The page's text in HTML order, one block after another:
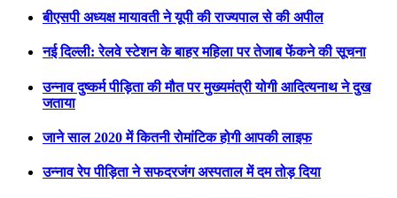
बीएसपी अध्यक्ष मायावती ने यूपी की राज्यपाल से की अपील
नई दिल्ली: रेलवे स्टेशन के बाहर महिला पर तेजाब फेंकने की सूचना
उन्नाव दुष्कर्म पीड़िता की मौत पर मुख्यमंत्री योगी आदित्यनाथ ने दुख
जताया
जाने साल 2020 में कितनी रोमांटिक होगी आपकी लाइफ
उन्नाव रेप पीड़िता ने सफदरजंग अस्पताल में दम तोड़ दिया